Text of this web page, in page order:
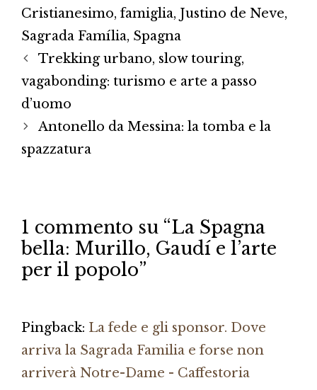
Cristianesimo, famiglia, Justino de Neve,
Sagrada Família, Spagna
Trekking urbano, slow touring,
vagabonding: turismo e arte a passo
d’uomo
Antonello da Messina: la tomba e la
spazzatura
1 commento su “La Spagna
bella: Murillo, Gaudí e l’arte
per il popolo”
Pingback: La fede e gli sponsor. Dove
arriva la Sagrada Familia e forse non
arriverà Notre-Dame - Caffestoria